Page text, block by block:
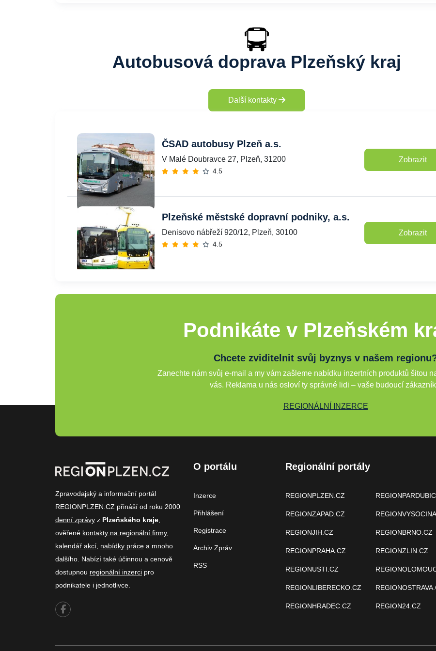
Autobusová doprava Plzeňský kraj
Další kontakty
ČSAD autobusy Plzeň a.s.
V Malé Doubravce 27, Plzeň, 31200
4.5
Zobrazit
Plzeňské městské dopravní podniky, a.s.
Denisovo nábřeží 920/12, Plzeň, 30100
4.5
Zobrazit
Podnikáte v Plzeňském
Chcete zviditelnit svůj byznys v našem
Zanechte nám svůj e-mail a my vám zašleme nabídku inzertních produktů šitou
vás. Reklama u nás osloví ty správné lidi – vaše budoucí
REGIONÁLNÍ INZERCE
Zpravodajský a informační portál
REGIONPLZEN.CZ přináší od roku 2000
denní zprávy z Plzeňského kraje
ověřené kontakty na regionální firmy,
kalendář akcí nabídky práce a mnoho
dalšího. Nabízí také účinnou a cenově
dostupnou regionální inzerci pro
podnikatele i jednotlivce.
O portálu
Inzerce
Přihlášení
Registrace
Archiv Zpráv
RSS
Regionální portály
REGIONPLZEN.CZ
REGIONZAPAD.CZ
REGIONJIH.CZ
REGIONPRAHA.CZ
REGIONUSTI.CZ
REGIONLIBERECKO.CZ
REGIONHRADEC.CZ
REGIONBRNO.CZ
REGIONZLIN.CZ
REGION24.CZ